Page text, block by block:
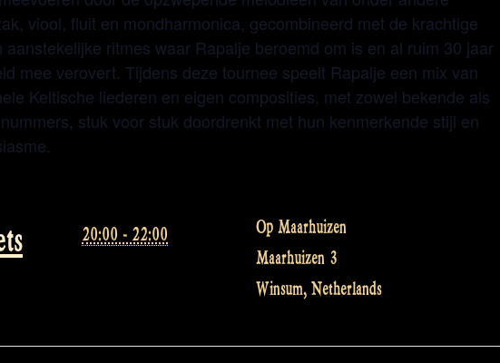
20:00 - 22:00
Op Maarhuizen
Maarhuizen 3
Winsum, Netherlands
viool, fluit en mondharmonica, gecombineerd met de krachtige
aanstekelijke ritmes waar Rapalje beroemd om is en al ruim 30 jaar
mee verovert. Tijdens deze tournee speelt Rapalje een mix van
Keltische liederen en eigen composities, met zowel bekende als
stuk voor stuk doordrenkt met hun kenmerkende stijl en